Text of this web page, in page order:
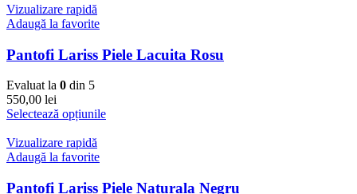
Vizualizare rapidă
Adaugă la favorite
Pantofi Lariss Piele Lacuita Rosu
Evaluat la 0 din 5
550,00 lei
Selectează opțiunile
Vizualizare rapidă
Adaugă la favorite
Pantofi Lariss Piele Naturala Negru